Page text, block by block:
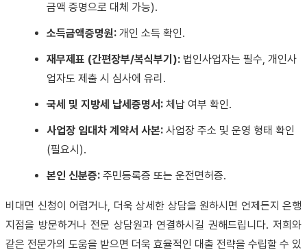
금액 증명으로 대체 가능).
소득금액증명원: 개인 소득 확인.
재무제표 (간편장부/복식부기): 법인사업자는 필수, 개인사
업자도 제출 시 심사에 유리.
국세 및 지방세 납세증명서: 체납 여부 확인.
사업장 임대차 계약서 사본: 사업장 주소 및 운영 형태 확인
(필요시).
본인 신분증: 주민등록증 또는 운전면허증.
비대면 신청이 어렵거나, 더욱 상세한 상담을 원하시면 언제든지 은행
지점을 방문하거나 전문 상담원과 연결하시길 권해드립니다. 저희와
같은 전문가의 도움을 받으면 더욱 효율적인 대출 전략을 수립할 수 있